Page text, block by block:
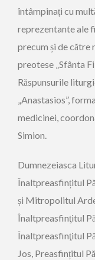
întâmpinați cu
reprezentante ale
precum și de către
preotese „Sfânta
Răspunsurile
„Anastasios”,
medicinei,
Simion.
Dumnezeiasca
Înaltpreasfințitul
și Mitropolitul
Înaltpreasfinţitul
Înaltpreasfinţitul
Jos, Preasfințitul